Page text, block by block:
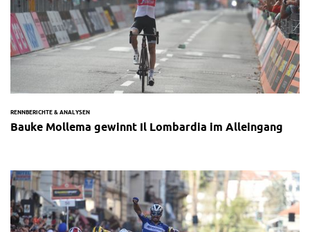
RENNBERICHTE & ANALYSEN
Bauke Mollema gewinnt Il Lombardia im Alleingang